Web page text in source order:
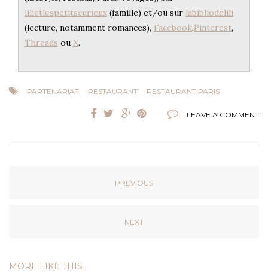
lilietlespetitscurieux (famille) et/ou sur labibliodelili
(lecture, notamment romances), Facebook,Pinterest,
Threads ou X.
PARTENARIAT RESTAURANT RESTAURANT PARIS
LEAVE A COMMENT
PREVIOUS
NEXT
MORE LIKE THIS